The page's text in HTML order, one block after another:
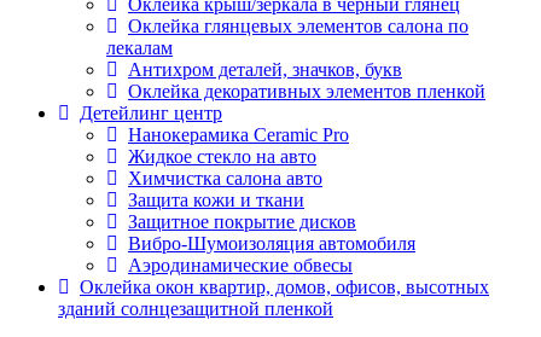
Оклейка крыш/зеркала в черный глянец
Оклейка глянцевых элементов салона по
лекалам
Антихром деталей, значков, букв
Оклейка декоративных элементов пленкой
Детейлинг центр
Нанокерамика Ceramic Pro
Жидкое стекло на авто
Химчистка салона авто
Защита кожи и ткани
Защитное покрытие дисков
Вибро-Шумоизоляция автомобиля
Аэродинамические обвесы
Оклейка окон квартир, домов, офисов, высотных
зданий солнцезащитной пленкой